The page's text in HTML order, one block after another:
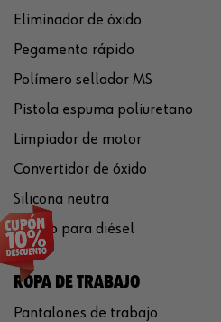
Eliminador de óxido
Pegamento rápido
Polímero sellador MS
Pistola espuma poliuretano
Limpiador de motor
Convertidor de óxido
Silicona neutra
Aditivo para diésel
ROPA DE TRABAJO
Pantalones de trabajo